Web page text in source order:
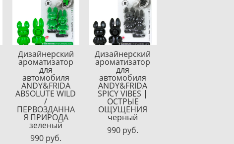
Дизайнерский
ароматизатор
для
автомобиля
ANDY&FRIDA
ABSOLUTE WILD
/
ПЕРВОЗДАННА
Я ПРИРОДА
зеленый
990 pуб.
Дизайнерский
ароматизатор
для
автомобиля
ANDY&FRIDA
SPICY VIBES |
ОСТРЫЕ
ОЩУЩЕНИЯ
черный
990 pуб.